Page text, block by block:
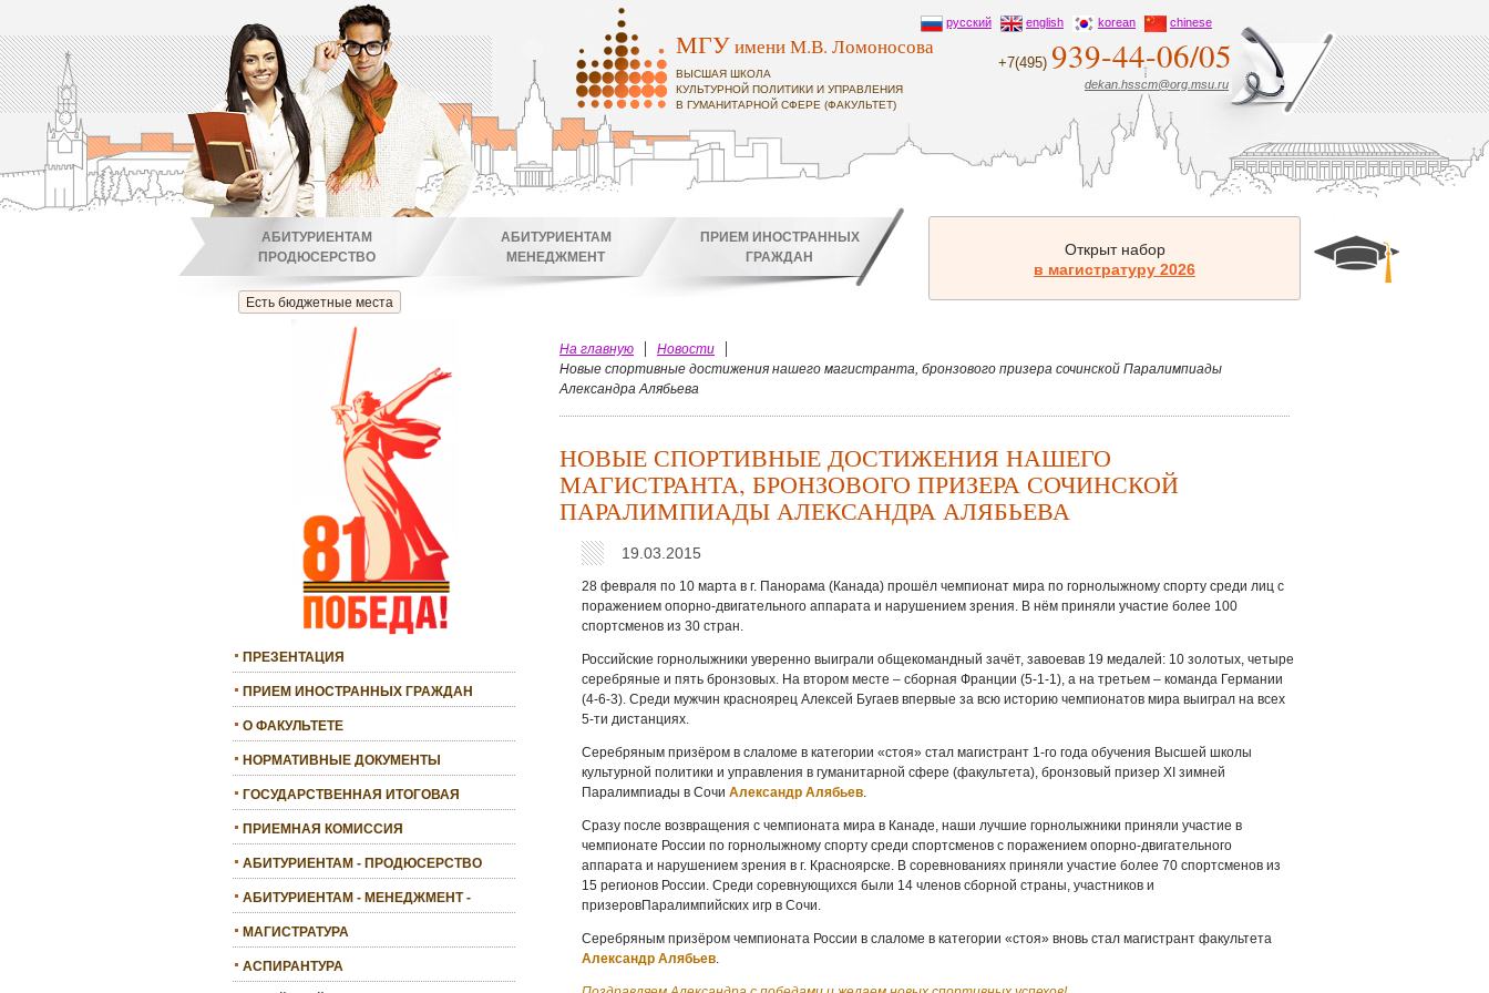
русский english korean chinese
МГУимени М.В. Ломоносова
ВЫСШАЯ ШКОЛА
КУЛЬТУРНОЙ ПОЛИТИКИ И УПРАВЛЕНИЯ
В ГУМАНИТАРНОЙ СФЕРЕ (ФАКУЛЬТЕТ)
+7(495) 939-44-06/05
dekan.hsscm@org.msu.ru
Есть бюджетные места
АБИТУРИЕНТАМ
ПРОДЮСЕРСТВО
АБИТУРИЕНТАМ
МЕНЕДЖМЕНТ
ПРИЕМ ИНОСТРАННЫХ
ГРАЖДАН
Открыт набор
в магистратуру 2026
ПРЕЗЕНТАЦИЯ
ПРИЕМ ИНОСТРАННЫХ ГРАЖДАН
О ФАКУЛЬТЕТЕ
НОРМАТИВНЫЕ ДОКУМЕНТЫ
ГОСУДАРСТВЕННАЯ ИТОГОВАЯ
ПРИЕМНАЯ КОМИССИЯ
АБИТУРИЕНТАМ - ПРОДЮСЕРСТВО
АБИТУРИЕНТАМ - МЕНЕДЖМЕНТ -
МАГИСТРАТУРА
АСПИРАНТУРА
На главную
Новости
Новые спортивные достижения нашего магистранта, бронзового призера сочинской Паралимпиады
Александра Алябьева
НОВЫЕ СПОРТИВНЫЕ ДОСТИЖЕНИЯ НАШЕГО
МАГИСТРАНТА, БРОНЗОВОГО ПРИЗЕРА СОЧИНСКОЙ
ПАРАЛИМПИАДЫ АЛЕКСАНДРА АЛЯБЬЕВА
19.03.2015
28 февраля по 10 марта в г. Панорама (Канада) прошёл чемпионат мира по горнолыжному спорту среди лиц с
поражением опорно-двигательного аппарата и нарушением зрения. В нём приняли участие более 100
спортсменов из 30 стран.
Российские горнолыжники уверенно выиграли общекомандный зачёт, завоевав 19 медалей: 10 золотых, четыре
серебряные и пять бронзовых. На втором месте – сборная Франции (5-1-1), а на третьем – команда Германии
(4-6-3). Среди мужчин красноярец Алексей Бугаев впервые за всю историю чемпионатов мира выиграл на всех
5-ти дистанциях.
Серебряным призёром в слаломе в категории «стоя» стал магистрант 1-го года обучения Высшей школы
культурной политики и управления в гуманитарной сфере (факультета), бронзовый призер XI зимней
Паралимпиады в Сочи Александр Алябьев.
Сразу после возвращения с чемпионата мира в Канаде, наши лучшие горнолыжники приняли участие в
чемпионате России по горнолыжному спорту среди спортсменов с поражением опорно-двигательного
аппарата и нарушением зрения в г. Красноярске. В соревнованиях приняли участие более 70 спортсменов из
15 регионов России. Среди соревнующихся были 14 членов сборной страны, участников и
призеровПаралимпийских игр в Сочи.
Серебряным призёром чемпионата России в слаломе в категории «стоя» вновь стал магистрант факультета
Александр Алябьев.